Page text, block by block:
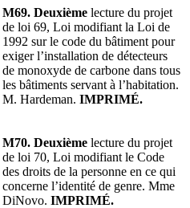
M69. Deuxième lecture du projet
de loi 69, Loi modifiant la Loi de
1992 sur le code du bâtiment pour
exiger l’installation de détecteurs
de monoxyde de carbone dans tous
les bâtiments servant à l’habitation.
M. Hardeman. IMPRIMÉ.
M70. Deuxième lecture du projet
de loi 70, Loi modifiant le Code
des droits de la personne en ce qui
concerne l’identité de genre. Mme
DiNovo. IMPRIMÉ.